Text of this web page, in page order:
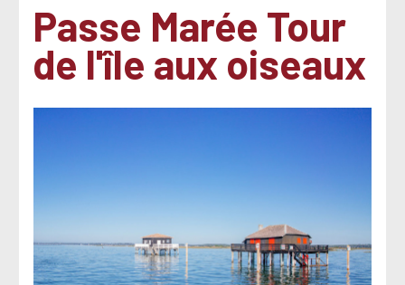
Passe Marée Tour
de l'île aux oiseaux